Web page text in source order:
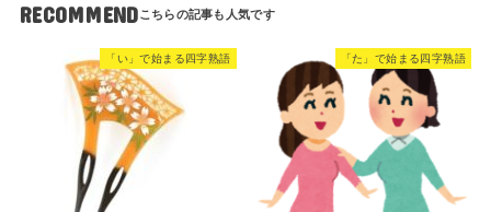
RECOMMEND
「い」で始まる四字熟語 「た」で始まる四字熟語